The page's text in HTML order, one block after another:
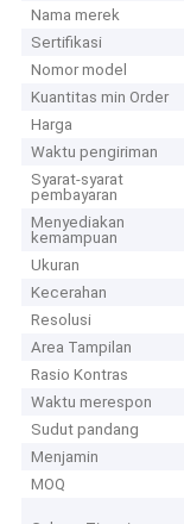
Nama merek
Sertifikasi
Nomor model
Kuantitas min Order
Harga
Waktu pengiriman
Syarat-syarat
pembayaran
Menyediakan
kemampuan
Ukuran
Kecerahan
Resolusi
Area Tampilan
Rasio Kontras
Waktu merespon
Sudut pandang
Menjamin
MOQ